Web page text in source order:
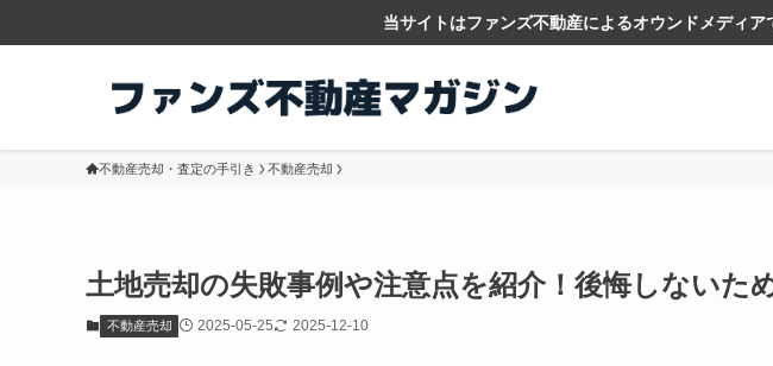
当サイトはファンズ不動産によるオウンドメディ
不動産売却・査定の手引き 不動産売却
土地売却の失敗事例や注意点を紹介！後悔しないた
不動産売却 2025-05-25 2025-12-10